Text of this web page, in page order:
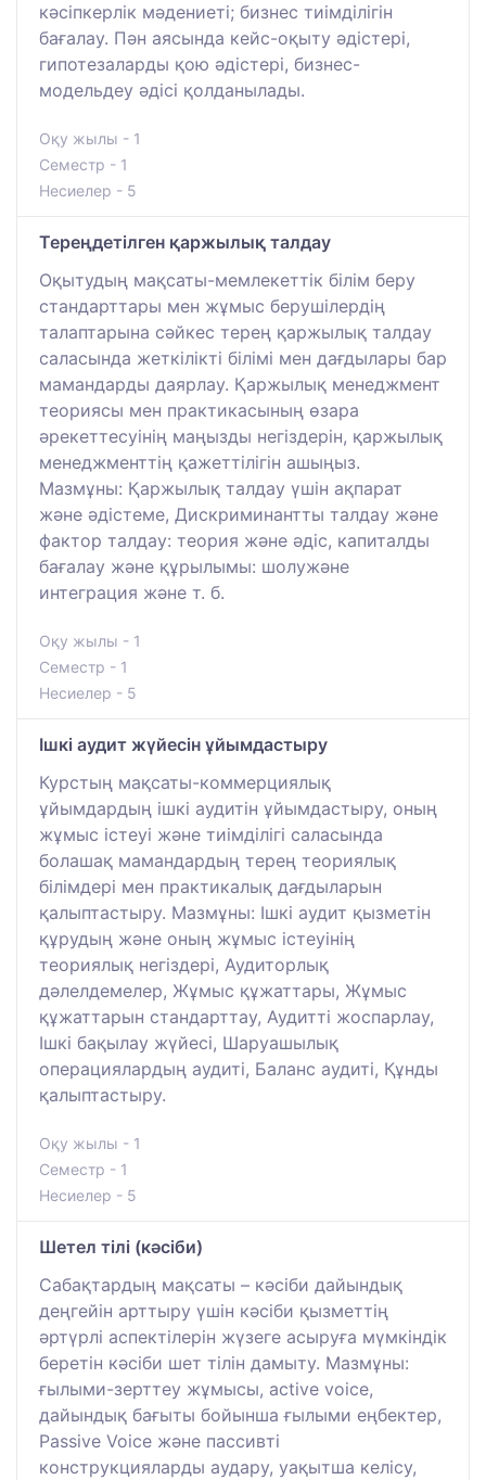
кәсіпкерлік мәдениеті; бизнес тиімділігін
бағалау. Пән аясында кейс-оқыту әдістері,
гипотезаларды қою әдістері, бизнес-
модельдеу әдісі қолданылады.
Оқу жылы - 1
Семестр - 1
Несиелер - 5
Тереңдетілген қаржылық талдау
Оқытудың мақсаты-мемлекеттік білім беру
стандарттары мен жұмыс берушілердің
талаптарына сәйкес терең қаржылық талдау
саласында жеткілікті білімі мен дағдылары бар
мамандарды даярлау. Қаржылық менеджмент
теориясы мен практикасының өзара
әрекеттесуінің маңызды негіздерін, қаржылық
менеджменттің қажеттілігін ашыңыз.
Мазмұны: Қаржылық талдау үшін ақпарат
және әдістеме, Дискриминантты талдау және
фактор талдау: теория және әдіс, капиталды
бағалау және құрылымы: шолужәне
интеграция және т. б.
Оқу жылы - 1
Семестр - 1
Несиелер - 5
Ішкі аудит жүйесін ұйымдастыру
Курстың мақсаты-коммерциялық
ұйымдардың ішкі аудитін ұйымдастыру, оның
жұмыс істеуі және тиімділігі саласында
болашақ мамандардың терең теориялық
білімдері мен практикалық дағдыларын
қалыптастыру. Мазмұны: Ішкі аудит қызметін
құрудың және оның жұмыс істеуінің
теориялық негіздері, Аудиторлық
дәлелдемелер, Жұмыс құжаттары, Жұмыс
құжаттарын стандарттау, Аудитті жоспарлау,
Ішкі бақылау жүйесі, Шаруашылық
операциялардың аудиті, Баланс аудиті, Құнды
қалыптастыру.
Оқу жылы - 1
Семестр - 1
Несиелер - 5
Шeтeл тілі (кәcіби)
Сабақтардың мақсаты – кәсіби дайындық
деңгейін арттыру үшін кәсіби қызметтің
әртүрлі аспектілерін жүзеге асыруға мүмкіндік
беретін кәсіби шет тілін дамыту. Мазмұны:
ғылыми-зерттеу жұмысы, active voice,
дайындық бағыты бойынша ғылыми еңбектер,
Passive Voice және пассивті
конструкцияларды аудару, уақытша келісу,